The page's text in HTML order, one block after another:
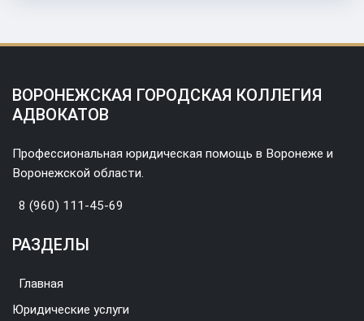
ВОРОНЕЖСКАЯ ГОРОДСКАЯ КОЛЛЕГИЯ
АДВОКАТОВ
Профессиональная юридическая помощь в Воронеже и
Воронежской области.
8 (960) 111-45-69
РАЗДЕЛЫ
Главная
Юридические услуги